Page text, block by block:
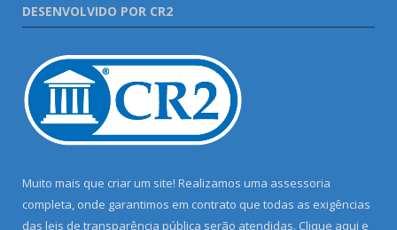
DESENVOLVIDO POR CR2
Muito mais que criar um site! Realizamos uma assessoria
completa, onde garantimos em contrato que todas as exigências
das leis de transparência pública serão atendidas. Clique aqui e